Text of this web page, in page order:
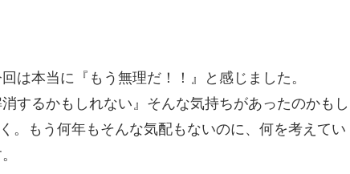
は本当に『もう無理だ！！』と感じました。
するかもしれない』そんな気持ちがあったのかもし
。もう何年もそんな気配もないのに、何を考えてい